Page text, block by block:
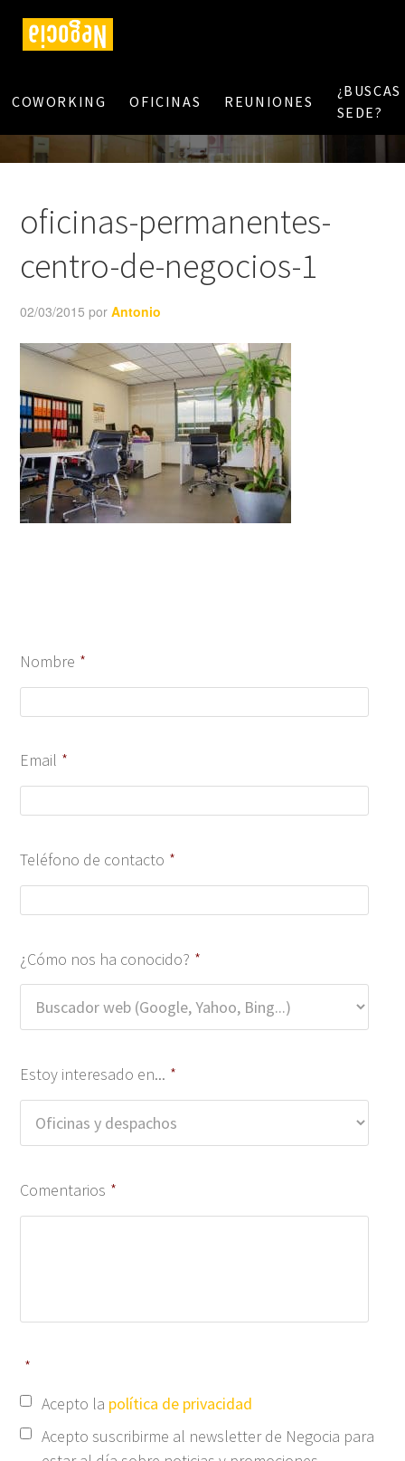
COWORKING OFICINAS REUNIONES
¿BUSCAS
SEDE?
oficinas-permanentes-
centro-de-negocios-1
02/03/2015 porAntonio
Nombre *
Email *
Teléfono de contacto *
¿Cómo nos ha conocido? *
Estoy interesado en... *
Comentarios *
*
Acepto la política de privacidad
Acepto suscribirme al newsletter de Negocia para